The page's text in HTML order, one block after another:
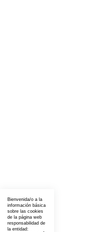
Bienvenida/o a la
información básica
sobre las cookies
de la página web
responsabilidad de
la entidad: